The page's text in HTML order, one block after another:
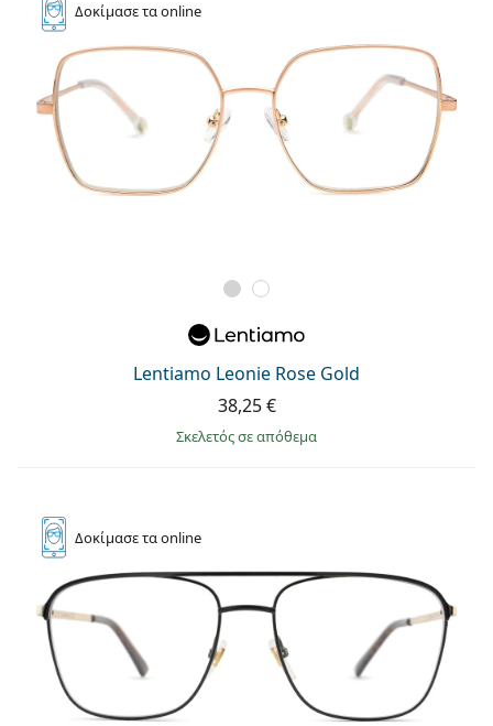
Δοκίμασετα online
Lentiamo Leonie Rose Gold
38,25 €
σκελετός σε απόθεμα
Δοκίμασετα online